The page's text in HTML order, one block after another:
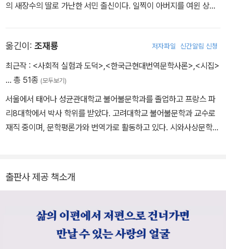
의 새장수의 딸로 가난한 서민 출신이다. 일찍이 아버지를 여윈 상드
으나 순탄치 못한 생활 끝에 이혼하고, 두 아이와 함께 파리에서 문필
생활을 시작하여 ≪피가로≫지에 짧은 글들을 기고하며 남장 차림의
여인으로 자유분방한 생활을 했다. 이때 여러 문인, 예술가들과 친교
유로운 정열의 권리를 주장한 처녀작으로 ≪앵디아나≫(1832)를 발
표하여 대성공을 거두었고 같은 계열의 작품으로 ≪발랑틴≫(1832),
90여 편의 소설 중에서 대표작인 자서전적 애정소설 ≪렐리아≫(18
8)등 연이어 나온 소설들도 호평을 받았다. 장 레이노, 미셸 드 부르
주, 라므네, 피에르 르루 등과 교제하여 그 영향으로 인도주의적이며
동료≫(1841), ≪오라스≫(1841∼1842), ≪앙지보의 방앗간 주인
≫(1845), ≪앙투완 씨의 죄≫(1845), 대표작이며 대하소설인 ≪콩
옮긴이: 조재룡 저자파일 신간알림 신청
최근작 : <사회적 실험과 도덕>,<한국근현대번역문학사론>,<시집>
… 총 51종 (모두보기)
서울에서 태어나 성균관대학교 불어불문학과를 졸업하고 프랑스 파
리8대학에서 박사 학위를 받았다. 고려대학교 불어불문학과 교수로
재직 중이며, 문학평론가와 번역가로 활동하고 있다. 시와사상문학상
일기』 『시집』 등이, 역서로 앙리 메쇼닉의 『시학을 위하여 1』, 제라르
『떡갈나무와 개』 『문체 연습』, 자크 데리다의 『조건 없는 대학』, 로베
르 데스노스의 『알 수 없는 여인에게』, 알랭 바디우의 『사랑 예찬』
『무한과 유한』, 조르주 페렉의 『잠자는 남자』 『어렴풋한 부티크』, 마
출판사 제공 책소개